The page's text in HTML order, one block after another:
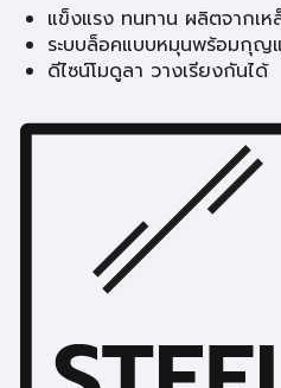
แข็งแรง ทนทาน ผลิตจากเ
ระบบล็อคแบบหมุนพร้อมกุญ
ดีไซน์โมดูลา วางเรียงกันได้